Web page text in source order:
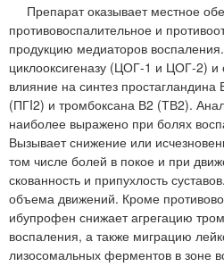
Препарат оказывает местное
противовоспалительное и
продукцию медиаторов
циклооксигеназу (ЦОГ-1 и ЦОГ-2)
влияние на синтез
(ПГI2) и тромбоксана В2 (ТВ2).
наиболее выражено при болях
Вызывает снижение или
том числе болей в покое и при
скованность и припухлость
объема движений. Кроме
ибупрофен снижает агрегацию
воспаления, а также миграцию
лизосомальных ферментов в зоне